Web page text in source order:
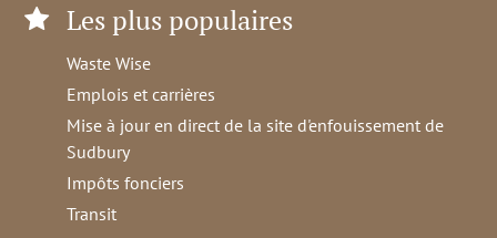
Les plus populaires
Waste Wise
Emplois et carrières
Mise à jour en direct de la site d'enfouissement de
Sudbury
Impôts fonciers
Transit